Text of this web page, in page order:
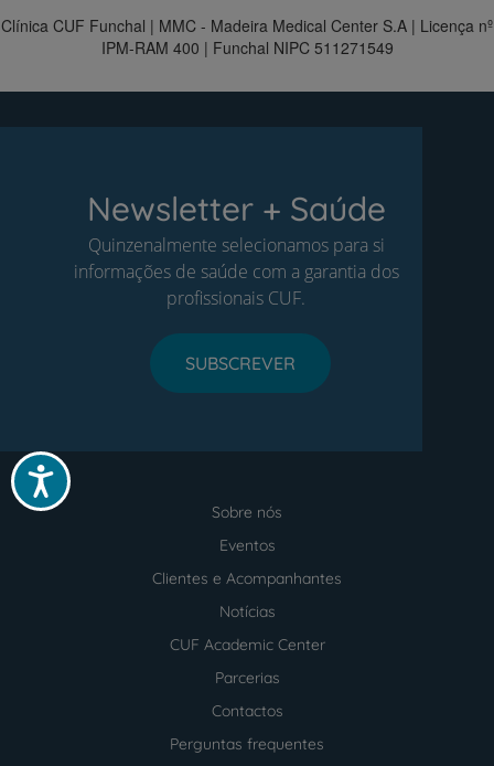
Acessibilidade
Clínica CUF Funchal | MMC - Madeira Medical Center S.A | Licença nº
IPM-RAM 400 | Funchal NIPC 511271549
Newsletter + Saúde
Quinzenalmente selecionamos para si
informações de saúde com a garantia dos
profissionais CUF.
SUBSCREVER
Sobre nós
Eventos
Clientes e Acompanhantes
Notícias
CUF Academic Center
Parcerias
Contactos
Perguntas frequentes